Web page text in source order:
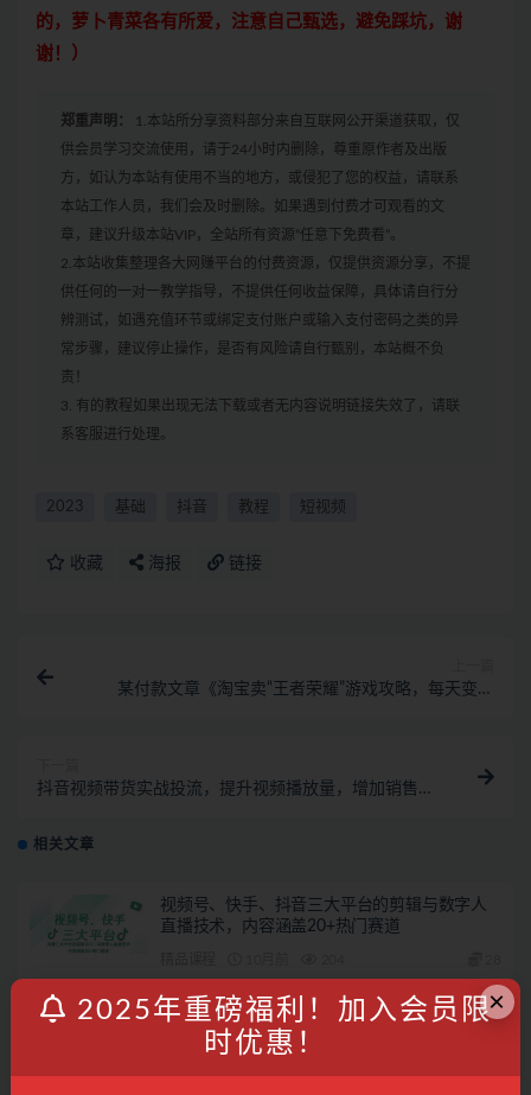
的，萝卜青菜各有所爱，注意自己甄选，避免踩坑，谢
谢！）
郑重声明：
1.本站所分享资料部分来自互联网公开渠道获取，仅
供会员学习交流使用，请于24小时内删除，尊重原作者及出版
方，如认为本站有使用不当的地方，或侵犯了您的权益，请联系
本站工作人员，我们会及时删除。如果遇到付费才可观看的文
章，建议升级本站VIP，全站所有资源“任意下免费看”。
2.本站收集整理各大网赚平台的付费资源，仅提供资源分享，不提
供任何的一对一教学指导，不提供任何收益保障，具体请自行分
辨测试，如遇充值环节或绑定支付账户或输入支付密码之类的异
常步骤，建议停止操作，是否有风险请自行甄别，本站概不负
责！
3. 有的教程如果出现无法下载或者无内容说明链接失效了，请联
系客服进行处理。
2023 基础 抖音 教程 短视频
收藏 海报 链接
某付款文章《淘宝卖“王者荣耀”游戏攻略，每天变现
抖音视频带货实战投流，提升视频播放量，增加销售轻
相关文章
视频号、快手、抖音三大平台的剪辑与数字人
直播技术，内容涵盖20+热门赛道
2025年抖音IP孵化运营全流程，从0到1打造高
价值抖音IP的完整运营体系
精品课程 10月前 147 28
×
2025年重磅福利！加入会员限
时优惠！